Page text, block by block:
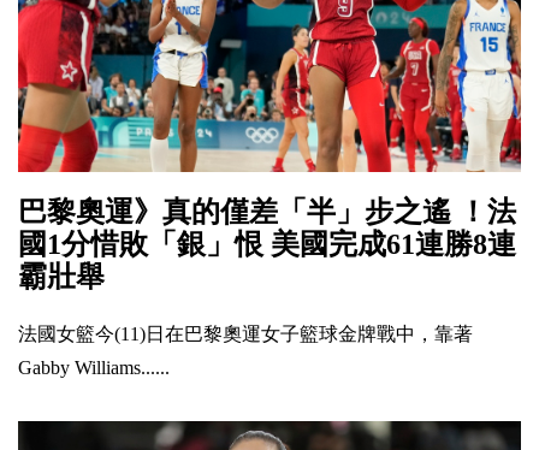
巴黎奧運》真的僅差「半」步之遙 ！法
國1分惜敗「銀」恨 美國完成61連勝8連
霸壯舉
法國女籃今(11)日在巴黎奧運女子籃球金牌戰中，靠著
Gabby Williams......